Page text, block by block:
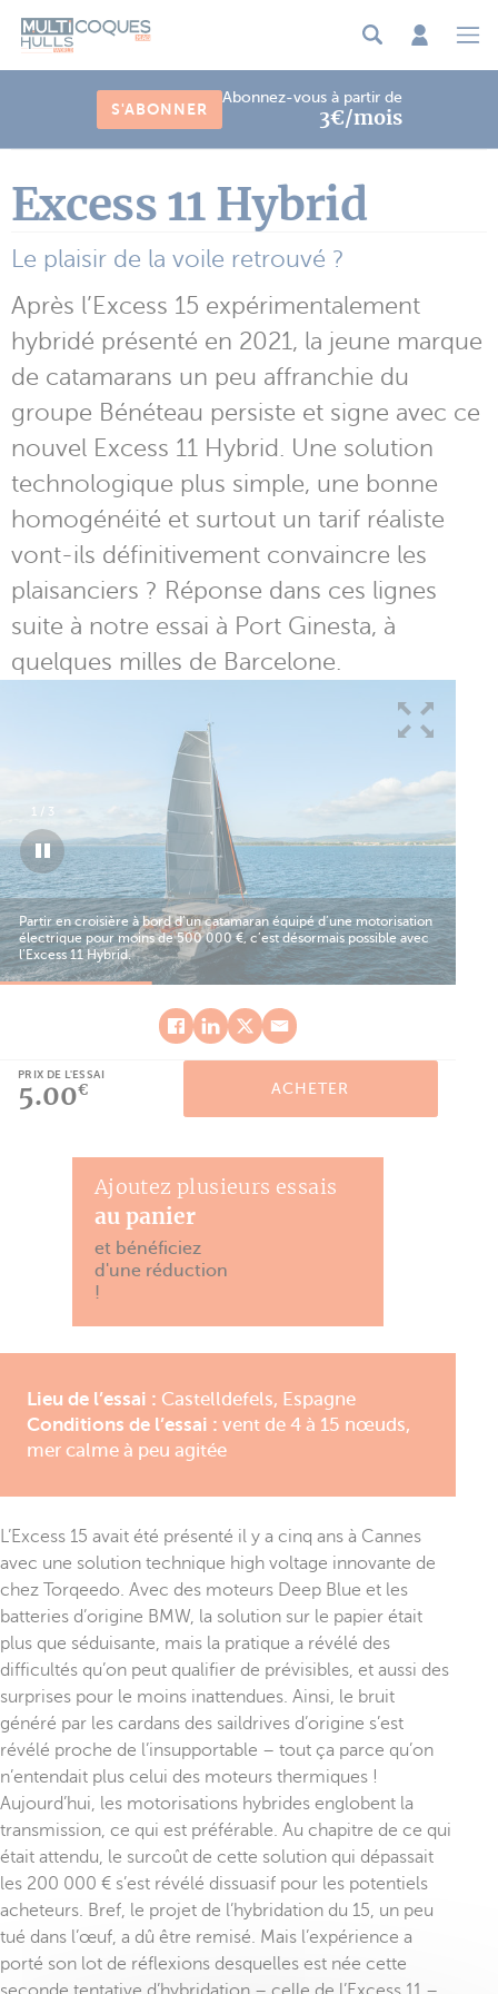
S'ABONNER
Abonnez-vous à partir de
3€/mois
Excess 11 Hybrid
Le plaisir de la voile retrouvé ?
Après l’Excess 15 expérimentalement
hybridé présenté en 2021, la jeune marque
de catamarans un peu affranchie du
groupe Bénéteau persiste et signe avec ce
nouvel Excess 11 Hybrid. Une solution
technologique plus simple, une bonne
homogénéité et surtout un tarif réaliste
vont-ils définitivement convaincre les
plaisanciers ? Réponse dans ces lignes
suite à notre essai à Port Ginesta, à
quelques milles de Barcelone.
Partir en croisière à bord d’un catamaran équipé d’une motorisation
électrique pour moins de 500 000 €, c’est désormais possible avec
l’Excess 11 Hybrid.
1/ 3
PRIX DE L'ESSAI
5.00€ ACHETER
Ajoutez plusieurs essais
au panier
et bénéficiez
d'une réduction
!
Lieu de l’essai : Castelldefels, Espagne
Conditions de l’essai : vent de 4 à 15 nœuds,
mer calme à peu agitée
L’Excess 15 avait été présenté il y a cinq ans à Cannes
avec une solution technique high voltage innovante de
chez Torqeedo. Avec des moteurs Deep Blue et les
batteries d’origine BMW, la solution sur le papier était
plus que séduisante, mais la pratique a révélé des
difficultés qu’on peut qualifier de prévisibles, et aussi des
surprises pour le moins inattendues. Ainsi, le bruit
généré par les cardans des saildrives d’origine s’est
révélé proche de l’insupportable – tout ça parce qu’on
n’entendait plus celui des moteurs thermiques !
Aujourd’hui, les motorisations hybrides englobent la
transmission, ce qui est préférable. Au chapitre de ce qui
était attendu, le surcoût de cette solution qui dépassait
les 200 000 € s’est révélé dissuasif pour les potentiels
acheteurs. Bref, le projet de l’hybridation du 15, un peu
tué dans l’œuf, a dû être remisé. Mais l’expérience a
porté son lot de réflexions desquelles est née cette